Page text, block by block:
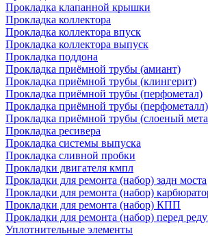
Прокладка клапанной крышки
Прокладка коллектора
Прокладка коллектора впуск
Прокладка коллектора выпуск
Прокладка поддона
Прокладка приёмной трубы (амиант)
Прокладка приёмной трубы (клингерит)
Прокладка приёмной трубы (перфометал)
Прокладка приёмной трубы (перфометалл)
Прокладка приёмной трубы (слоеный
Прокладка ресивера
Прокладка системы выпуска
Прокладка сливной пробки
Прокладки двигателя кмпл
Прокладки для ремонта (набор) задн моста
Прокладки для ремонта (набор)
Прокладки для ремонта (набор) КПП
Прокладки для ремонта (набор) перед
Уплотнительные элементы